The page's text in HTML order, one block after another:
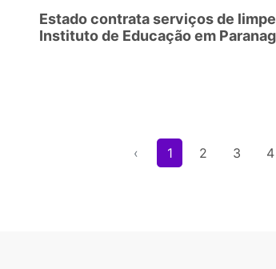
Estado contrata serviços de
Instituto de Educação em
‹ 1 2 3 4